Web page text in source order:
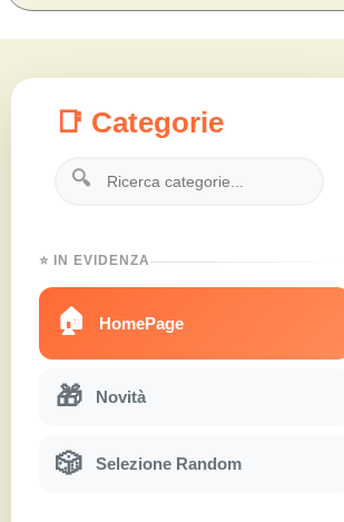
📑 Categorie
🔍
⭐ IN EVIDENZA
🏠 HomePage
🎁 Novità
🎲 Selezione Random